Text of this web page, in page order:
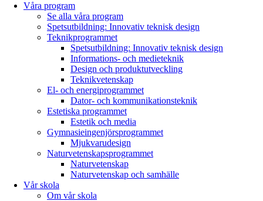
Våra program
Se alla våra program
Spetsutbildning: Innovativ teknisk design
Teknikprogrammet
Spetsutbildning: Innovativ teknisk design
Informations- och medieteknik
Design och produktutveckling
Teknikvetenskap
El- och energiprogrammet
Dator- och kommunikationsteknik
Estetiska programmet
Estetik och media
Gymnasieingenjörsprogrammet
Mjukvarudesign
Naturvetenskapsprogrammet
Naturvetenskap
Naturvetenskap och samhälle
Vår skola
Om vår skola